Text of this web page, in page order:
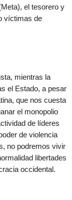
el tesorero y
víctimas de
mientras la
el Estado, a pesar
que nos cuesta
el monopolio
de líderes
de violencia
no podremos vivir
libertades
occidental.